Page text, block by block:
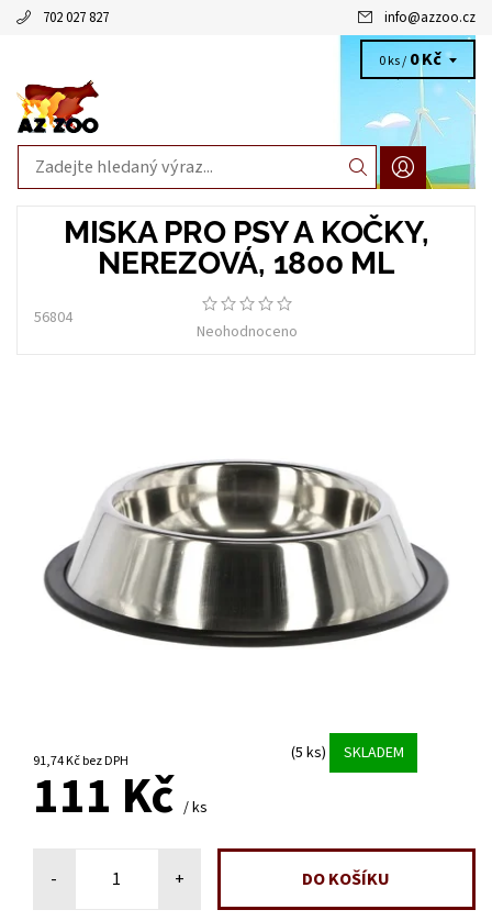
702 027 827 info@azzoo.cz
0 ks / 0 Kč
MISKA PRO PSY A KOČKY,
NEREZOVÁ, 1800 ML
56804
Neohodnoceno
91,74 Kč bez DPH (5 ks) SKLADEM
111 Kč / ks
- +